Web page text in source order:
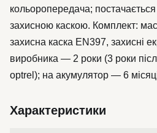
кольоропередача;
захисною каскою. Комплект:
захисна каска EN397, захисні
виробника — 2 роки (3 роки
optrel); на акумулятор — 6
Характеристики